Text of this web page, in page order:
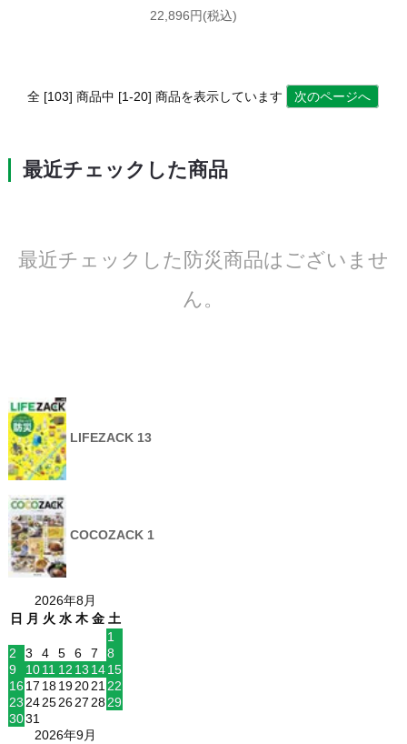
22,896円(税込)
全 [103] 商品中 [1-20] 商品を表示しています 次のページへ
最近チェックした商品
最近チェックした防災商品はございませ
ん。
LIFEZACK 13
COCOZACK 1
2026年8月
日
月 火 水 木 金 土
1
2
3 4 5 6 7
8
9
1011 12 13 1415
16 17 18192021 22
23 24252627 2829
3031
2026年9月